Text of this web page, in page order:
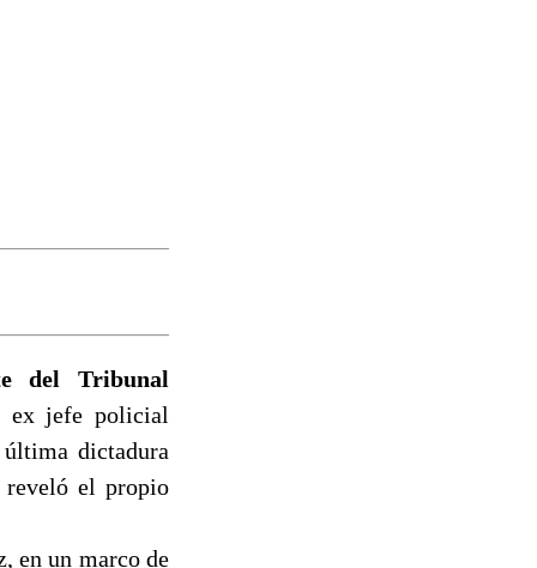
del Tribunal
ex jefe policial
dictadura
reveló el propio
en un marco de